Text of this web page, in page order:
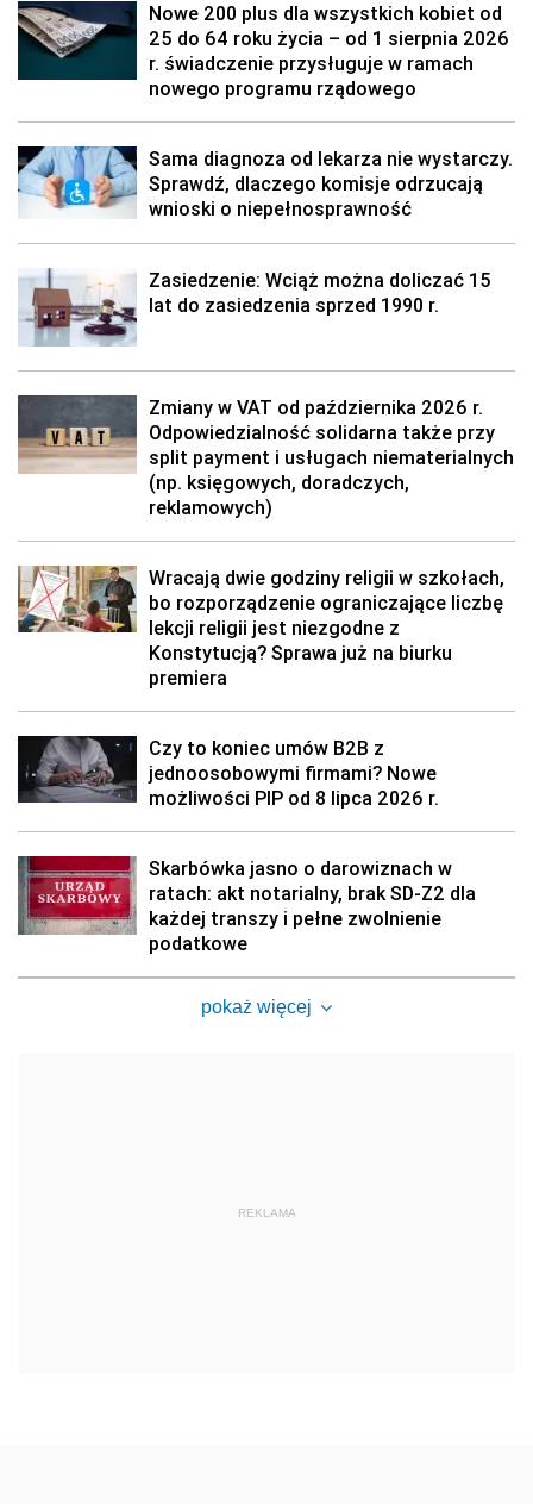
Nowe 200 plus dla wszystkich kobiet od
25 do 64 roku życia – od 1 sierpnia 2026
r. świadczenie przysługuje w ramach
nowego programu rządowego
Sama diagnoza od lekarza nie wystarczy.
Sprawdź, dlaczego komisje odrzucają
wnioski o niepełnosprawność
Zasiedzenie: Wciąż można doliczać 15
lat do zasiedzenia sprzed 1990 r.
Zmiany w VAT od października 2026 r.
Odpowiedzialność solidarna także przy
split payment i usługach niematerialnych
(np. księgowych, doradczych,
reklamowych)
Wracają dwie godziny religii w szkołach,
bo rozporządzenie ograniczające liczbę
lekcji religii jest niezgodne z
Konstytucją? Sprawa już na biurku
premiera
Czy to koniec umów B2B z
jednoosobowymi firmami? Nowe
możliwości PIP od 8 lipca 2026 r.
Skarbówka jasno o darowiznach w
ratach: akt notarialny, brak SD-Z2 dla
każdej transzy i pełne zwolnienie
podatkowe
pokaż więcej
REKLAMA